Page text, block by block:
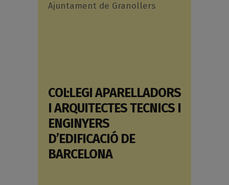
Ajuntament de Granollers
COL·LEGI APARELLADORS
I ARQUITECTES TECNICS I
ENGINYERS
D’EDIFICACIÓ DE
BARCELONA